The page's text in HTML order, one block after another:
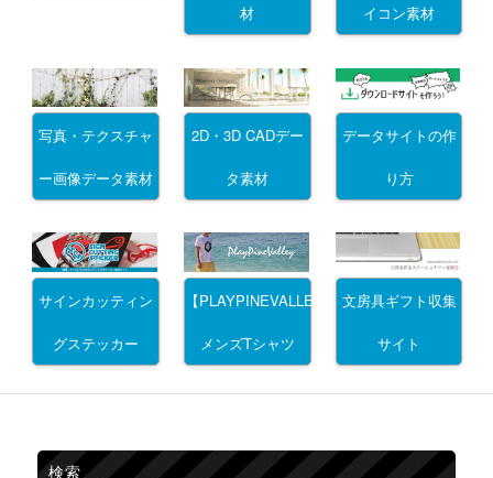
材 イコン素材
写真・テクスチャ
ー画像データ素材
2D・3D CADデー
タ素材
データサイトの作
り方
サインカッティン
グステッカー
【PLAYPINEVALLEY】
メンズTシャツ
文房具ギフト収集
サイト
検索